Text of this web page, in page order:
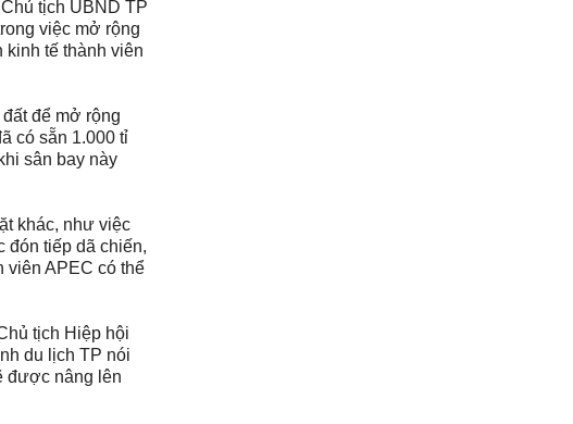
tịch UBND TP
việc mở rộng
tế thành viên
để mở rộng
có sẵn 1.000 tỉ
sân bay này
khác, như việc
đón tiếp dã chiến,
viên APEC có thể
tịch Hiệp hội
du lịch TP nói
được nâng lên